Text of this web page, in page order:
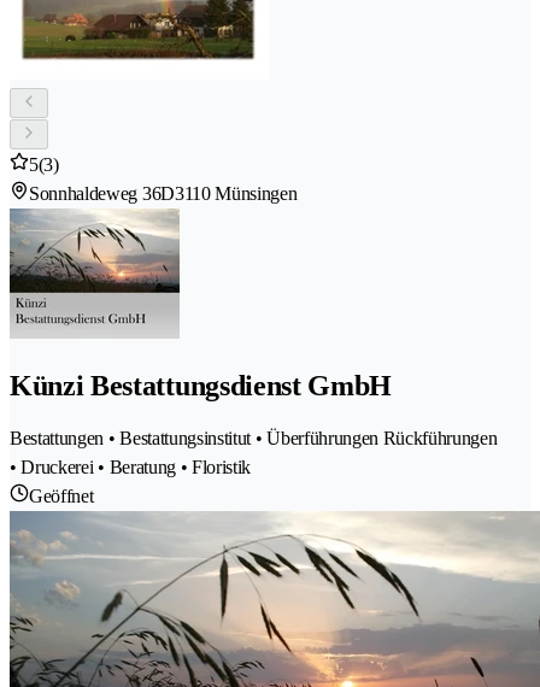
5(3)
Sonnhaldeweg 36D3110 Münsingen
Künzi Bestattungsdienst GmbH
Bestattungen • Bestattungsinstitut • Überführungen Rückführungen
• Druckerei • Beratung • Floristik
Geöffnet